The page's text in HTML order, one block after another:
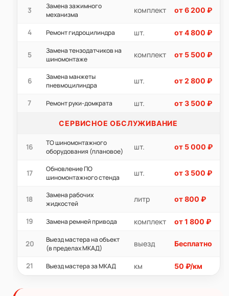
3
Замена зажимного
механизма
комплект от 6 200 ₽
4 Ремонт гидроцилиндра шт. от 4 800 ₽
5
Замена тензодатчиков на
шиномонтаже
комплект от 5 500 ₽
6
Замена манжеты
пневмоцилиндра
шт. от 2 800 ₽
7 Ремонт руки-домкрата шт. от 3 500 ₽
СЕРВИСНОЕ ОБСЛУЖИВАНИЕ
16
ТО шиномонтажного
оборудования (плановое)
шт. от 5 000 ₽
17
Обновление ПО
шиномонтажного стенда
шт. от 3 500 ₽
18
Замена рабочих
жидкостей
литр от 800 ₽
19 Замена ремней привода комплект от 1 800 ₽
20
Выезд мастера на объект
(в пределах МКАД)
выезд Бесплатно
21 Выезд мастера за МКАД км 50 ₽/км